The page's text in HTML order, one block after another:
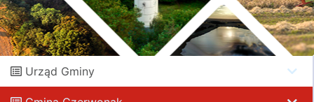
Urząd Gminy